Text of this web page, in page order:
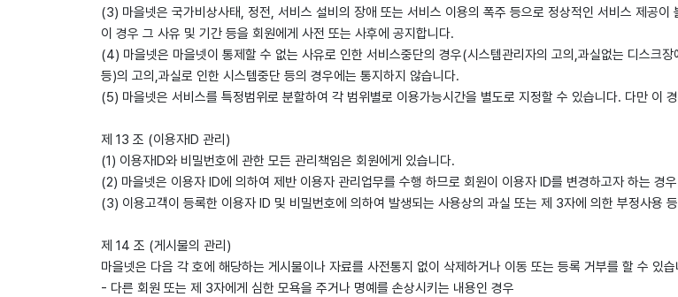
(3) 마을넷은 국가비상사태, 정전, 서비스 설비의 장애 또는 서비스 이용의 폭주 등으로 정상적인 서비스 제공
이 경우 그 사유 및 기간 등을 회원에게 사전 또는 사후에 공지합니다.
(4) 마을넷은 마을넷이 통제할 수 없는 사유로 인한 서비스중단의 경우(시스템관리자의 고의,과실없는 디스크
등)의 고의,과실로 인한 시스템중단 등의 경우에는 통지하지 않습니다.
(5) 마을넷은 서비스를 특정범위로 분할하여 각 범위별로 이용가능시간을 별도로 지정할 수 있습니다. 다만 이
제 13 조 (이용자ID 관리)
(1) 이용자ID와 비밀번호에 관한 모든 관리책임은 회원에게 있습니다.
(2) 마을넷은 이용자 ID에 의하여 제반 이용자 관리업무를 수행 하므로 회원이 이용자 ID를 변경하고자 하는 경
(3) 이용고객이 등록한 이용자 ID 및 비밀번호에 의하여 발생되는 사용상의 과실 또는 제 3자에 의한 부정사용
제 14 조 (게시물의 관리)
마을넷은 다음 각 호에 해당하는 게시물이나 자료를 사전통지 없이 삭제하거나 이동 또는 등록 거부를 할 수 있습
- 다른 회원 또는 제 3자에게 심한 모욕을 주거나 명예를 손상시키는 내용인 경우